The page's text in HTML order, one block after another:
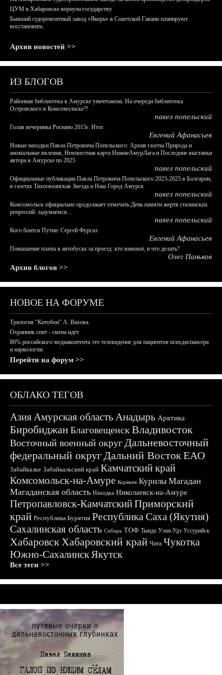
ЦУМ в Хабаровске вернули государству
Бывший судоремонтный завод «Якорь» в Советской Гавани планируют
восстановить
Архив новостей >>
ИЗ БЛОГОВ
Районная библиотека в Амурске уничтожена. На очереди библиотека
Островского в Комсомольске?!
павел попельский
Голая вечеринка Роснано 2015г. Итог.
Евгений Афанасьев
Новые находки Павла Петровича Попельского: Архив газеты Природа и
аномальные явления, Неизвестная карта НижнеАмурЛага и Последние выставки
автора в Амурске по 2025
павел попельский
Официальные публикации Павла Петровича Попельского 2023-2025 в Болгарии,
в газетах Тихоокеанская Звезда и Наш Город Амурск
павел попельский
Комсомольск официально продолжает отмечать День памяти жертв сталинских
репрессий: задумаемся...
павел попельский
Кого боится Путин: Сергей Фургал
Евгений Афанасьев
Повышение платы в автобусах за проезд: кто виноват, и что делать?
Олег Паньков
Архив блогов >>
НОВОЕ НА ФОРУМЕ
Трилогия "Китобои" А. Вахова.
Охранник спит - смена идёт
80% российского медиаконтента это телевидение для пациентов психдиспансера
и наркологии.
Перейти на форум >>
ОБЛАКО ТЕГОВ
АзияАмурская область Анадырь Арктика
БиробиджанБлаговещенскВладивосток
Восточный военный округДальневосточный
федеральный округДальний ВостокЕАО
Забайкалье Забайкальский край Камчатский край
Комсомольск-на-Амуре Корякия Курилы Магадан
Магаданская область Находка Николаевск-на-Амуре
Петропавловск-КамчатскийПриморский
край Республика Бурятия Республика Саха (Якутия)
Сахалинская область Сибирь ТОФ Тында Улан-Удэ Уссурийск
ХабаровскХабаровский край Чита Чукотка
Южно-СахалинскЯкутск
Все теги >>